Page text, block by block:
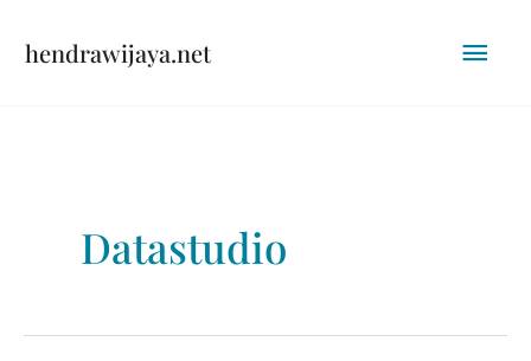
hendrawijaya.net
Datastudio